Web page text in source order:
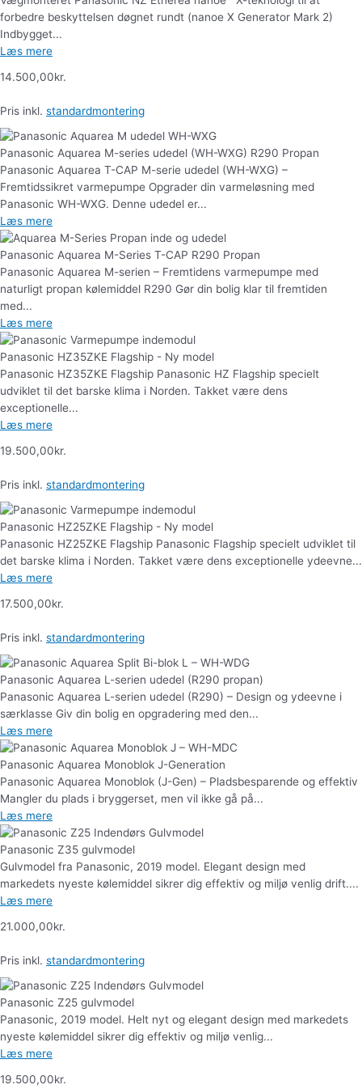
forbedre beskyttelsen døgnet rundt (nanoe X Generator Mark 2)
Indbygget...
Læs mere
14.500,00kr.
Pris inkl. standardmontering
Panasonic Aquarea M-series udedel (WH-WXG) R290 Propan
Panasonic Aquarea T-CAP M-serie udedel (WH-WXG) –
Fremtidssikret varmepumpe Opgrader din varmeløsning med
Panasonic WH-WXG. Denne udedel er...
Læs mere
Panasonic Aquarea M-Series T-CAP R290 Propan
Panasonic Aquarea M-serien – Fremtidens varmepumpe med
naturligt propan kølemiddel R290 Gør din bolig klar til fremtiden
med...
Læs mere
Panasonic HZ35ZKE Flagship - Ny model
Panasonic HZ35ZKE Flagship Panasonic HZ Flagship specielt
udviklet til det barske klima i Norden. Takket være dens
exceptionelle...
Læs mere
19.500,00kr.
Pris inkl. standardmontering
Panasonic HZ25ZKE Flagship - Ny model
Panasonic HZ25ZKE Flagship Panasonic Flagship specielt udviklet til
det barske klima i Norden. Takket være dens exceptionelle ydeevne...
Læs mere
17.500,00kr.
Pris inkl. standardmontering
Panasonic Aquarea L-serien udedel (R290 propan)
Panasonic Aquarea L-serien udedel (R290) – Design og ydeevne i
særklasse Giv din bolig en opgradering med den...
Læs mere
Panasonic Aquarea Monoblok J-Generation
Panasonic Aquarea Monoblok (J-Gen) – Pladsbesparende og effektiv
Mangler du plads i bryggerset, men vil ikke gå på...
Læs mere
Panasonic Z35 gulvmodel
Gulvmodel fra Panasonic, 2019 model. Elegant design med
markedets nyeste kølemiddel sikrer dig effektiv og miljø venlig drift....
Læs mere
21.000,00kr.
Pris inkl. standardmontering
Panasonic Z25 gulvmodel
Panasonic, 2019 model. Helt nyt og elegant design med markedets
nyeste kølemiddel sikrer dig effektiv og miljø venlig...
Læs mere
19.500,00kr.